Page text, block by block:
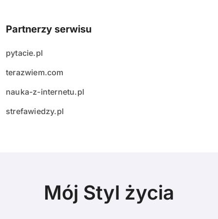
Partnerzy serwisu
pytacie.pl
terazwiem.com
nauka-z-internetu.pl
strefawiedzy.pl
Mój Styl życia